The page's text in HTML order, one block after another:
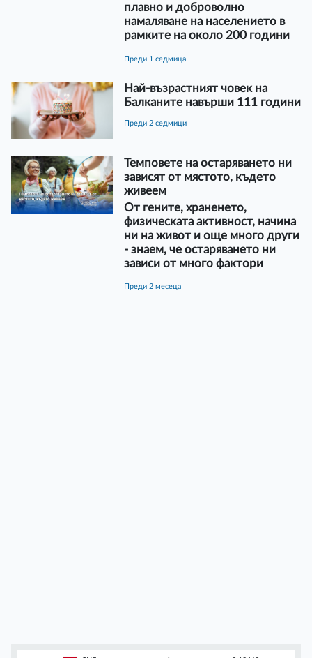
плавно и доброволно
намаляване на населението в
рамките на около 200 години
преди 1 седмица
Най-възрастният човек на
Балканите навърши 111 години
преди 2 седмици
Темповете на остаряването ни
зависят от мястото, където
живеем
От гените, храненето,
физическата активност, начина
ни на живот и още много други
- знаем, че остаряването ни
зависи от много фактори
преди 2 месеца